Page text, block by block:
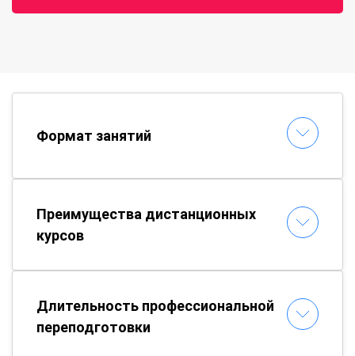
Формат занятий
Преимущества дистанционных
курсов
Длительность профессиональной
переподготовки